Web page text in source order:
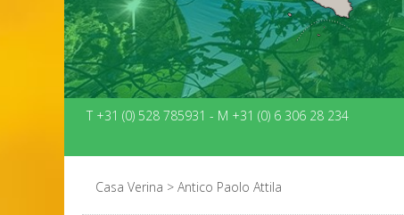
T +31 (0) 528 785931 - M +31 (0) 6 306 28 234
Casa Verina > Antico Paolo Attila